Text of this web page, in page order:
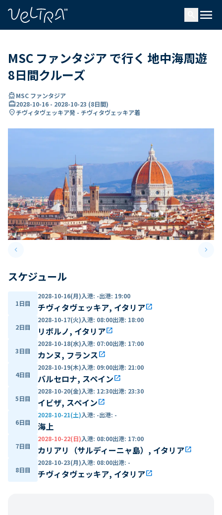
menu
MSC ファンタジア で行く 地中海周遊
8日間クルーズ
directions_boatMSC ファンタジア
card_travel2028-10-16 - 2028-10-23 (8日間)
location_onチヴィタヴェッキア発 - チヴィタヴェッキア着
keyboard_arrow_leftPrevious slide keyboard_arrow_right
スケジュール
1日目
2028-10-16(月)入港: -出港: 19:00
チヴィタヴェッキア, イタリアopen_in_new
2日目
2028-10-17(火)入港: 08:00出港: 18:00
リボルノ, イタリアopen_in_new
3日目
2028-10-18(水)入港: 07:00出港: 17:00
カンヌ, フランスopen_in_new
4日目
2028-10-19(木)入港: 09:00出港: 21:00
バルセロナ, スペインopen_in_new
5日目
2028-10-20(金)入港: 12:30出港: 23:30
イビザ, スペインopen_in_new
6日目
2028-10-21(土)入港: -出港: -
海上
7日目
2028-10-22(日)入港: 08:00出港: 17:00
カリアリ（サルディーニャ島）, イタリアopen_in_new
8日目
2028-10-23(月)入港: 08:00出港: -
チヴィタヴェッキア, イタリアopen_in_new